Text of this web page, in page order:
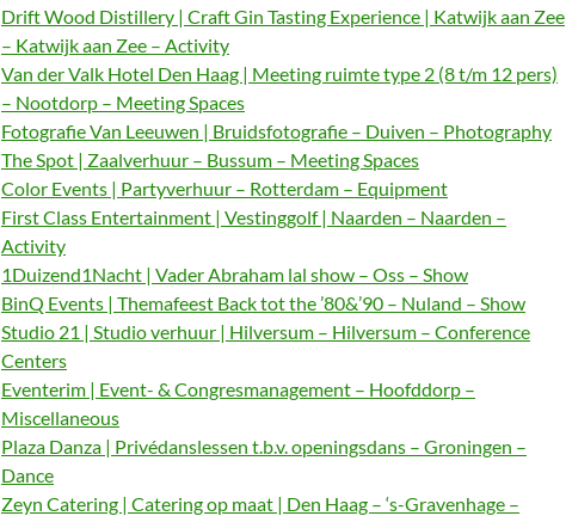
Drift Wood Distillery | Craft Gin Tasting Experience | Katwijk aan Zee
– Katwijk aan Zee – Activity
Van der Valk Hotel Den Haag | Meeting ruimte type 2 (8 t/m 12 pers)
– Nootdorp – Meeting Spaces
Fotografie Van Leeuwen | Bruidsfotografie – Duiven – Photography
The Spot | Zaalverhuur – Bussum – Meeting Spaces
Color Events | Partyverhuur – Rotterdam – Equipment
First Class Entertainment | Vestinggolf | Naarden – Naarden –
Activity
1Duizend1Nacht | Vader Abraham lal show – Oss – Show
BinQ Events | Themafeest Back tot the ’80&’90 – Nuland – Show
Studio 21 | Studio verhuur | Hilversum – Hilversum – Conference
Centers
Eventerim | Event- & Congresmanagement – Hoofddorp –
Miscellaneous
Plaza Danza | Privédanslessen t.b.v. openingsdans – Groningen –
Dance
Zeyn Catering | Catering op maat | Den Haag – ‘s-Gravenhage –